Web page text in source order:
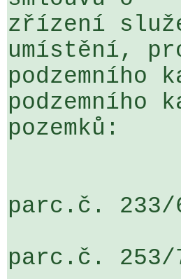
zřízení
umístění,
podzemního
podzemního
pozemků:
parc.č.
parc.č.